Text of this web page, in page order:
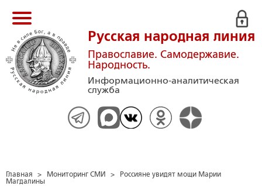
Русская народная линия
Православие. Самодержавие.
Народность.
Информационно-аналитическая
служба
Главная > Мониторинг СМИ >
Россияне увидят мощи Марии
Магдалины